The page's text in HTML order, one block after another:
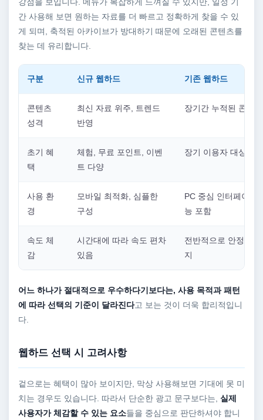
간 사용해 보면 원하는 자료를 더 빠르고 정확하게 찾을 수 있
게 되며, 축적된 아카이브가 방대하기 때문에 오래된 콘텐츠를
찾는 데 유리합니다.
구분 신규 웹하드 기존 웹하드
콘텐츠
성격
최신 자료 위주, 트렌드
반영
장기간 누적된 콘텐
초기 혜
택
체험, 무료 포인트, 이벤
트 다양
장기 이용자 대상 혜
사용 환
경
모바일 최적화, 심플한
구성
PC 중심 인터페이스,
능 포함
속도 체
감
시간대에 따라 속도 편차
있음
전반적으로 안정적인
지
어느 하나가 절대적으로 우수하다기보다는, 사용 목적과 패턴
에 따라 선택의 기준이 달라진다고 보는 것이 더욱 합리적입니
다.
웹하드 선택 시 고려사항
겉으로는 혜택이 많아 보이지만, 막상 사용해보면 기대에 못 미
치는 경우도 있습니다. 따라서 단순한 광고 문구보다는, 실제
사용자가 체감할 수 있는 요소들을 중심으로 판단하셔야 합니